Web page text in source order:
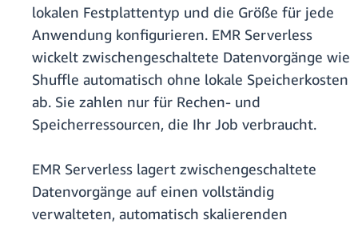
lokalen Festplattentyp und die Größe für jede
Anwendung konfigurieren. EMR Serverless
wickelt zwischengeschaltete Datenvorgänge wie
Shuffle automatisch ohne lokale Speicherkosten
ab. Sie zahlen nur für Rechen- und
Speicherressourcen, die Ihr Job verbraucht.
EMR Serverless lagert zwischengeschaltete
Datenvorgänge auf einen vollständig
verwalteten, automatisch skalierenden